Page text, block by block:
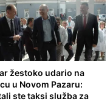
žestoko udario na
u Novom Pazaru:
ste taksi služba za